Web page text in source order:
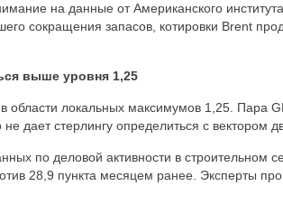
на данные от Американского
сокращения запасов, котировки Brent
выше уровня 1,25
области локальных максимумов 1,25. Пара
дает стерлингу определиться с вектором
по деловой активности в строительном
28,9 пункта месяцем ранее. Эксперты